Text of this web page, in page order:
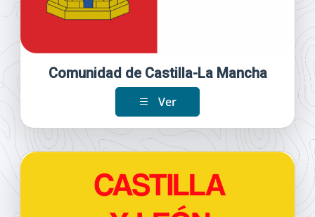
Comunidad de Castilla-La Mancha
Ver